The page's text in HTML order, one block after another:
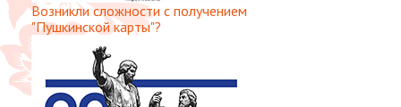
Возникли сложности с получением
"Пушкинской карты"?